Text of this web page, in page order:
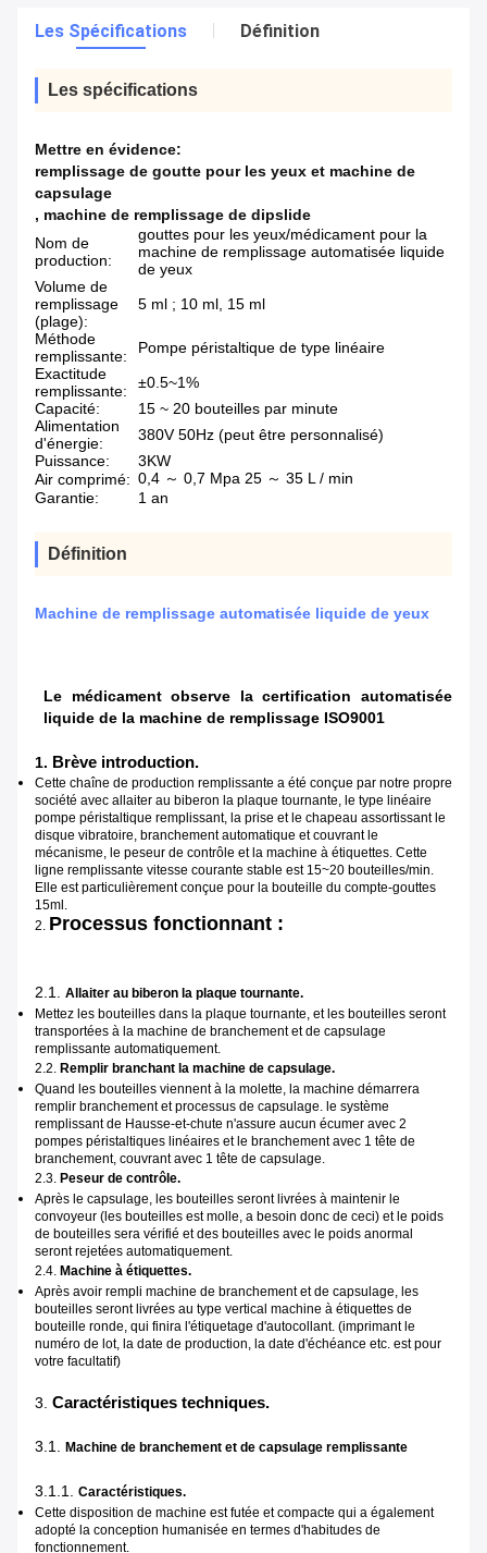
Les Spécifications Définition
Les spécifications
Mettre en évidence:
remplissage de goutte pour les yeux et machine de
capsulage
, machine de remplissage de dipslide
Nom de
production:
gouttes pour les yeux/médicament pour la
machine de remplissage automatisée liquide
de yeux
Volume de
remplissage
(plage):
5 ml ; 10 ml, 15 ml
Méthode
remplissante:
Pompe péristaltique de type linéaire
Exactitude
remplissante:
±0.5~1%
Capacité:
15 ~ 20 bouteilles par minute
Alimentation
d'énergie:
380V 50Hz (peut être personnalisé)
Puissance:
3KW
Air comprimé: 0,4 ～ 0,7 Mpa 25 ～ 35 L / min
Garantie:
1 an
Définition
Machine de remplissage automatisée liquide de yeux
Le médicament observe la certification automatisée
liquide de la machine de remplissage ISO9001
1. Brève introduction.
Cette chaîne de production remplissante a été conçue par notre propre
société avec allaiter au biberon la plaque tournante, le type linéaire
pompe péristaltique remplissant, la prise et le chapeau assortissant le
disque vibratoire, branchement automatique et couvrant le
mécanisme, le peseur de contrôle et la machine à étiquettes. Cette
ligne remplissante vitesse courante stable est 15~20 bouteilles/min.
Elle est particulièrement conçue pour la bouteille du compte-gouttes
15ml.
2. Processus fonctionnant :
2.1. Allaiter au biberon la plaque tournante.
Mettez les bouteilles dans la plaque tournante, et les bouteilles seront
transportées à la machine de branchement et de capsulage
remplissante automatiquement.
2.2.
Remplir branchant la machine de capsulage.
Quand les bouteilles viennent à la molette, la machine démarrera
remplir branchement et processus de capsulage. le système
remplissant de Hausse-et-chute n'assure aucun écumer avec 2
pompes péristaltiques linéaires et le branchement avec 1 tête de
branchement, couvrant avec 1 tête de capsulage.
2.3.
Peseur de contrôle.
Après le capsulage, les bouteilles seront livrées à maintenir le
convoyeur (les bouteilles est molle, a besoin donc de ceci) et le poids
de bouteilles sera vérifié et des bouteilles avec le poids anormal
seront rejetées automatiquement.
2.4.
Machine à étiquettes.
Après avoir rempli machine de branchement et de capsulage, les
bouteilles seront livrées au type vertical machine à étiquettes de
bouteille ronde, qui finira l'étiquetage d'autocollant. (imprimant le
numéro de lot, la date de production, la date d'échéance etc. est pour
votre facultatif)
3. Caractéristiques techniques.
3.1. Machine de branchement et de capsulage remplissante
3.1.1. Caractéristiques.
Cette disposition de machine est futée et compacte qui a également
adopté la conception humanisée en termes d'habitudes de
fonctionnement.